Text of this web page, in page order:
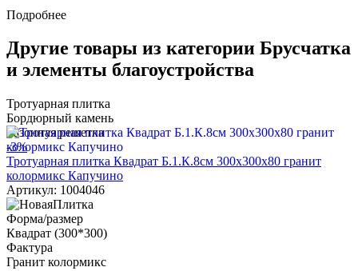
Подробнее
Другие товары из категории Брусчатка
и элементы благоустройства
Тротуарная плитка
Бордюрный камень
Газонная решетка
-3%
Тротуарная плитка Квадрат Б.1.К.8см 300х300х80 гранит
колормикс Капучино
Артикул: 1004046
Форма/размер
Квадрат (300*300)
Фактура
Гранит колормикс